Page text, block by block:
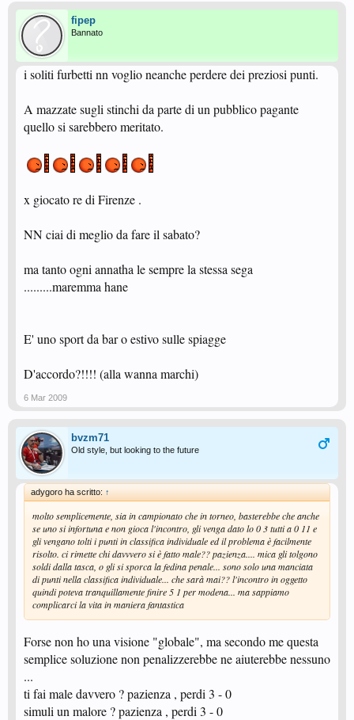
fipep
Bannato
i soliti furbetti nn voglio neanche perdere dei preziosi punti.
A mazzate sugli stinchi da parte di un pubblico pagante
quello si sarebbero meritato.
x giocato re di Firenze .
NN ciai di meglio da fare il sabato?
ma tanto ogni annatha le sempre la stessa sega
.........maremma hane
E' uno sport da bar o estivo sulle spiagge
D'accordo?!!!! (alla wanna marchi)
6 Mar 2009
bvzm71
Old style, but looking to the future
adygoro ha scritto: ↑
molto semplicemente, sia in campionato che in torneo, basterebbe che anche
se uno si infortuna e non gioca l'incontro, gli venga dato lo 0 3 tutti a 0 11 e
gli vengano tolti i punti in classifica individuale ed il problema è facilmente
risolto. ci rimette chi davvvero si è fatto male?? pazienza.... mica gli tolgono
soldi dalla tasca, o gli si sporca la fedina penale... sono solo una manciata
di punti nella classifica individuale... che sarà mai?? l'incontro in oggetto
quindi poteva tranquillamente finire 5 1 per modena... ma sappiamo
complicarci la vita in maniera fantastica
Forse non ho una visione "globale", ma secondo me questa
semplice soluzione non penalizzerebbe ne aiuterebbe nessuno
...
ti fai male davvero ? pazienza , perdi 3 - 0
simuli un malore ? pazienza , perdi 3 - 0